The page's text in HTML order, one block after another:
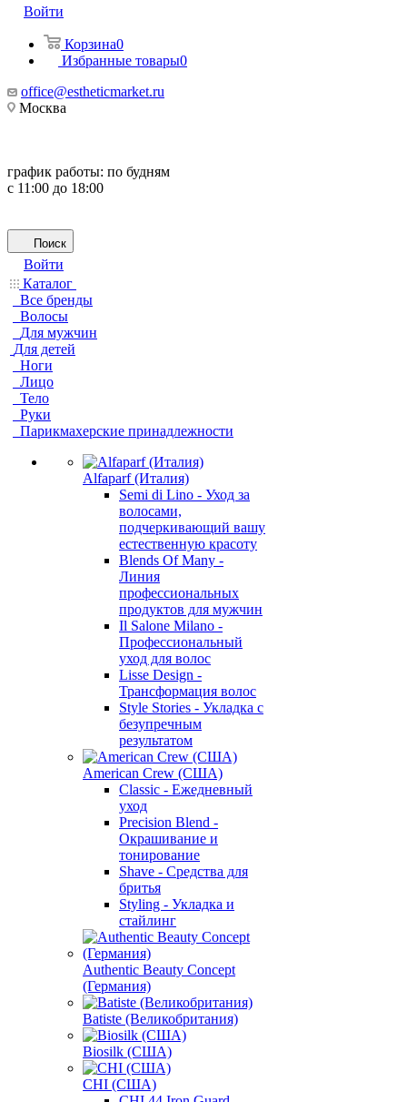
Войти
Корзина0
Избранные товары0
office@estheticmarket.ru
Москва
график работы: по будням
с 11:00 до 18:00
Поиск
Войти
Каталог
Все бренды
Волосы
Для мужчин
Для детей
Ноги
Лицо
Тело
Руки
Парикмахерские принадлежности
Alfaparf (Италия)
Semi di Lino - Уход за
волосами,
подчеркивающий вашу
естественную красоту
Blends Of Many -
Линия
профессиональных
продуктов для мужчин
Il Salone Milano -
Профессиональный
уход для волос
Lisse Design -
Трансформация волос
Style Stories - Укладка с
безупречным
результатом
American Crew (США)
Classic - Ежедневный
уход
Precision Blend -
Окрашивание и
тонирование
Shave - Средства для
бритья
Styling - Укладка и
стайлинг
Authentic Beauty Concept
(Германия)
Batiste (Великобритания)
Biosilk (США)
CHI (США)